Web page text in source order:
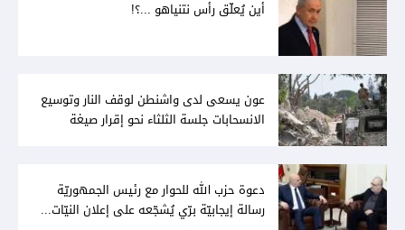
أين يُعلّق رأس نتنياهو ...؟!
عون يسعى لدى واشنطن لوقف النار وتوسيع
الانسحابات جلسة الثلثاء نحو إقرار صيغة
دعوة حزب الله للحوار مع رئيس الجمهوريّة
رسالة إيجابيّة برّي يُشجّعه على إعلان النيّات...